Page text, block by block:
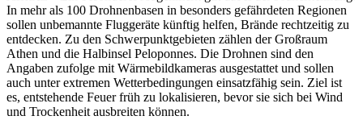
In mehr als 100 Drohnenbasen in besonders gefährdeten Regionen
sollen unbemannte Fluggeräte künftig helfen, Brände rechtzeitig zu
entdecken. Zu den Schwerpunktgebieten zählen der Großraum
Athen und die Halbinsel Peloponnes. Die Drohnen sind den
Angaben zufolge mit Wärmebildkameras ausgestattet und sollen
auch unter extremen Wetterbedingungen einsatzfähig sein. Ziel ist
es, entstehende Feuer früh zu lokalisieren, bevor sie sich bei Wind
und Trockenheit ausbreiten können.